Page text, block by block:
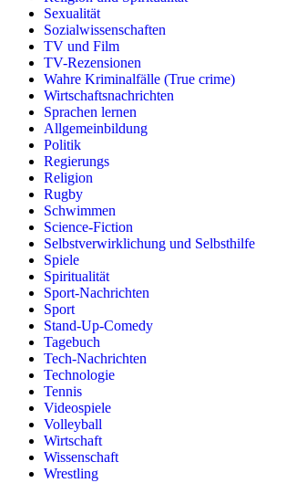
Sexualität
Sozialwissenschaften
TV und Film
TV-Rezensionen
Wahre Kriminalfälle (True crime)
Wirtschaftsnachrichten
Sprachen lernen
Allgemeinbildung
Politik
Regierungs
Religion
Rugby
Schwimmen
Science-Fiction
Selbstverwirklichung und Selbsthilfe
Spiele
Spiritualität
Sport-Nachrichten
Sport
Stand-Up-Comedy
Tagebuch
Tech-Nachrichten
Technologie
Tennis
Videospiele
Volleyball
Wirtschaft
Wissenschaft
Wrestling